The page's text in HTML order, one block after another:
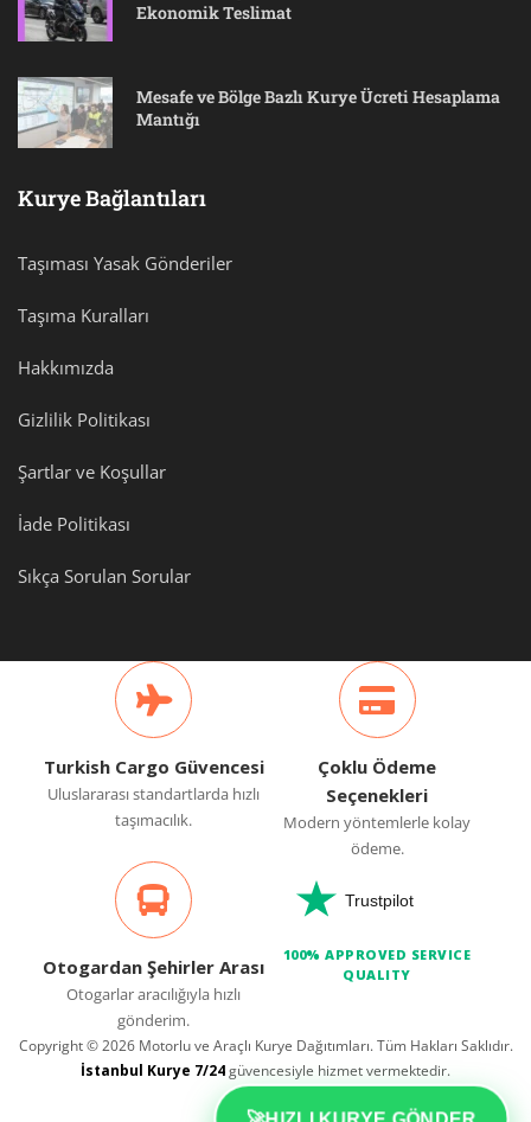
Ekonomik Teslimat
Mesafe ve Bölge Bazlı Kurye Ücreti Hesaplama
Mantığı
Kurye Bağlantıları
Taşıması Yasak Gönderiler
Taşıma Kuralları
Hakkımızda
Gizlilik Politikası
Şartlar ve Koşullar
İade Politikası
Sıkça Sorulan Sorular
Turkish Cargo Güvencesi
Uluslararası standartlarda hızlı
taşımacılık.
Çoklu Ödeme
Seçenekleri
Modern yöntemlerle kolay
ödeme.
Otogardan Şehirler Arası
Otogarlar aracılığıyla hızlı
gönderim.
Trustpilot
100% APPROVED SERVICE
QUALITY
Copyright © 2026 Motorlu ve Araçlı Kurye Dağıtımları. Tüm Hakları Saklıdır.
İstanbul Kurye 7/24güvencesiyle hizmet vermektedir.